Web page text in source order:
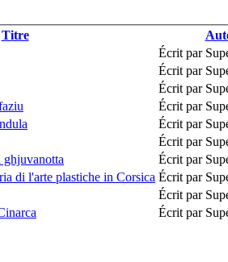
Titre
Écrit par
Écrit par
Écrit par
Écrit par
Écrit par
Écrit par
ghjuvanotta
Écrit par
di l'arte plastiche in Corsica Écrit par
Écrit par
Écrit par